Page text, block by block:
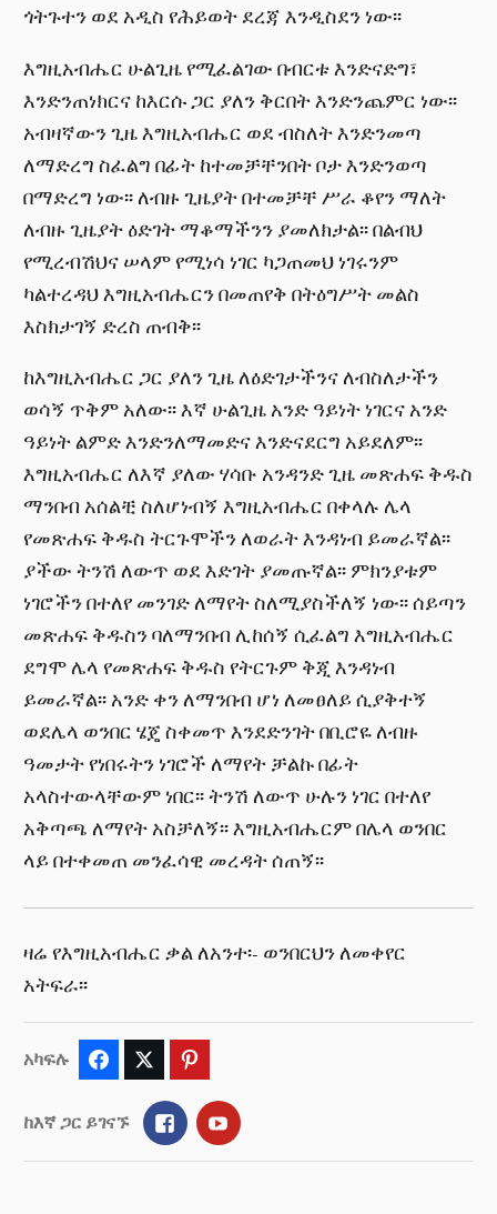
ጎትጉተን ወደ አዲስ የሕይወት ደረጃ እንዲስደን ነው፡፡
እግዚአብሔር ሁልጊዜ የሚፈልገው በብርቱ እንድናድግ፣
እንድንጠነክርና ከእርሱ ጋር ያለን ቅርበት እንድንጨምር ነው፡፡
አብዛኛውን ጊዜ እግዚአብሔር ወደ ብስለት እንድንመጣ
ለማድረግ ስፈልግ በፊት ከተመቻቸንበት ቦታ እንድንወጣ
በማድረግ ነው፡፡ ለብዙ ጊዜያት በተመቻቸ ሥራ ቆየን ማለት
ለብዙ ጊዜያት ዕድገት ማቆማችንን ያመለክታል፡፡ በልብህ
የሚረብሽህና ሠላም የሚነሳ ነገር ካጋጠመህ ነገሩንም
ካልተረዳህ እግዚአብሔርን በመጠየቅ በትዕግሥት መልስ
እስክታገኝ ድረስ ጠብቅ፡፡
ከእግዚአብሔር ጋር ያለን ጊዜ ለዕድገታችንና ለብስለታችን
ወሳኝ ጥቅም አለው፡፡ እኛ ሁልጊዜ አንድ ዓይነት ነገርና አንድ
ዓይነት ልምድ እንድንለማመድና እንድናደርግ አይደለም፡፡
እግዚአብሔር ለእኛ ያለው ሃሳቡ አንዳንድ ጊዜ መጽሐፍ ቅዱስ
ማንበብ አሰልቺ ስለሆነብኝ እግዚአብሔር በቀላሉ ሌላ
የመጽሐፍ ቅዱስ ትርጉሞችን ለወራት እንዳነብ ይመራኛል፡፡
ያችው ትንሽ ለውጥ ወደ እድገት ያመጡኛል፡፡ ምክንያቱም
ነገሮችን በተለየ መንገድ ለማየት ስለሚያስችለኝ ነው፡፡ ሰይጣን
መጽሐፍ ቅዱስን ባለማንበብ ሊከሰኝ ሲፈልግ እግዚአብሔር
ደግሞ ሌላ የመጽሐፍ ቅዱስ የትርጉም ቅጂ እንዳነብ
ይመራኛል፡፡ አንድ ቀን ለማንበብ ሆነ ለመፀለይ ሲያቅተኝ
ወደሌላ ወንበር ሄጄ ስቀመጥ እንደድንገት በቢሮዬ ለብዙ
ዓመታት የነበሩትን ነገሮች ለማየት ቻልኩ በፊት
አላስተውላቸውም ነበር፡፡ ትንሽ ለውጥ ሁሉን ነገር በተለየ
አቅጣጫ ለማየት አስቻለኝ፡፡ እግዚአብሔርም በሌላ ወንበር
ላይ በተቀመጠ መንፈሳዊ መረዳት ሰጠኝ፡፡
ዛሬ የእግዚአብሔር ቃል ለአንተ፡- ወንበርህን ለመቀየር
አትፍራ፡፡
አካፍሉ Facebook Twitter
ከእኛ ጋር ይገናኙ FacebookYouTube